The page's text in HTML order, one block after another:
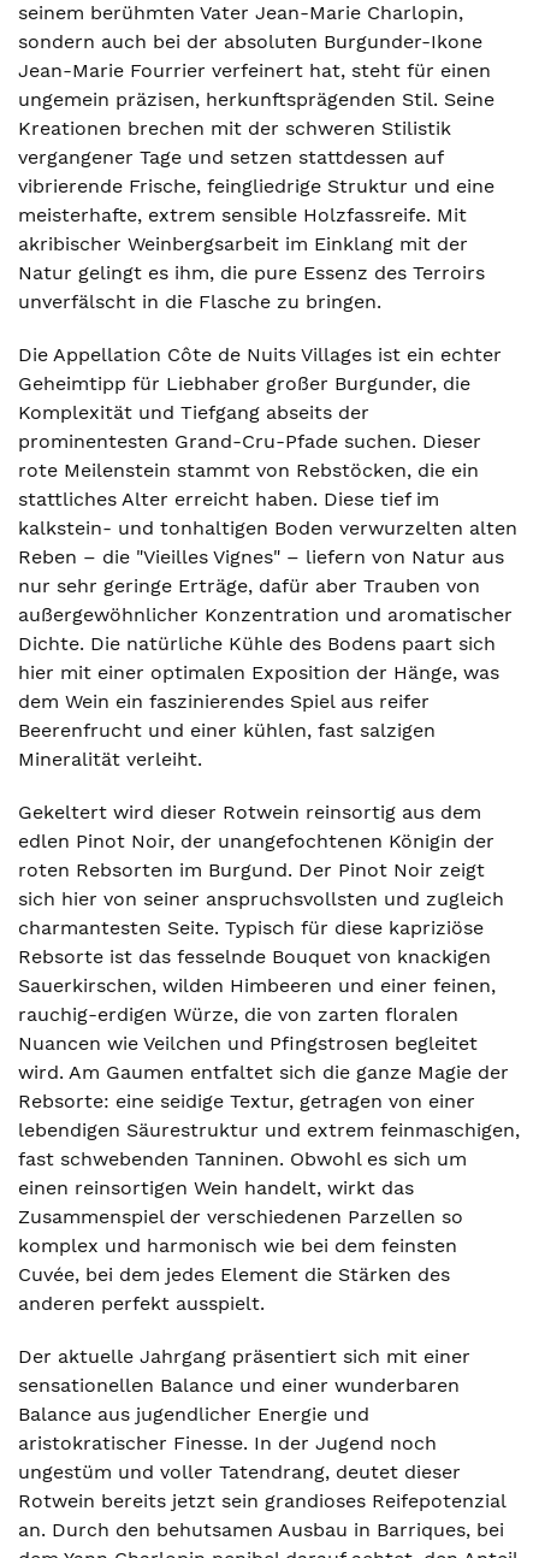
seinem berühmten Vater Jean-Marie Charlopin,
sondern auch bei der absoluten Burgunder-Ikone
Jean-Marie Fourrier verfeinert hat, steht für einen
ungemein präzisen, herkunftsprägenden Stil. Seine
Kreationen brechen mit der schweren Stilistik
vergangener Tage und setzen stattdessen auf
vibrierende Frische, feingliedrige Struktur und eine
meisterhafte, extrem sensible Holzfassreife. Mit
akribischer Weinbergsarbeit im Einklang mit der
Natur gelingt es ihm, die pure Essenz des Terroirs
unverfälscht in die Flasche zu bringen.
Die Appellation Côte de Nuits Villages ist ein echter
Geheimtipp für Liebhaber großer Burgunder, die
Komplexität und Tiefgang abseits der
prominentesten Grand-Cru-Pfade suchen. Dieser
rote Meilenstein stammt von Rebstöcken, die ein
stattliches Alter erreicht haben. Diese tief im
kalkstein- und tonhaltigen Boden verwurzelten alten
Reben – die "Vieilles Vignes" – liefern von Natur aus
nur sehr geringe Erträge, dafür aber Trauben von
außergewöhnlicher Konzentration und aromatischer
Dichte. Die natürliche Kühle des Bodens paart sich
hier mit einer optimalen Exposition der Hänge, was
dem Wein ein faszinierendes Spiel aus reifer
Beerenfrucht und einer kühlen, fast salzigen
Mineralität verleiht.
Gekeltert wird dieser Rotwein reinsortig aus dem
edlen Pinot Noir, der unangefochtenen Königin der
roten Rebsorten im Burgund. Der Pinot Noir zeigt
sich hier von seiner anspruchsvollsten und zugleich
charmantesten Seite. Typisch für diese kapriziöse
Rebsorte ist das fesselnde Bouquet von knackigen
Sauerkirschen, wilden Himbeeren und einer feinen,
rauchig-erdigen Würze, die von zarten floralen
Nuancen wie Veilchen und Pfingstrosen begleitet
wird. Am Gaumen entfaltet sich die ganze Magie der
Rebsorte: eine seidige Textur, getragen von einer
lebendigen Säurestruktur und extrem feinmaschigen,
fast schwebenden Tanninen. Obwohl es sich um
einen reinsortigen Wein handelt, wirkt das
Zusammenspiel der verschiedenen Parzellen so
komplex und harmonisch wie bei dem feinsten
Cuvée, bei dem jedes Element die Stärken des
anderen perfekt ausspielt.
Der aktuelle Jahrgang präsentiert sich mit einer
sensationellen Balance und einer wunderbaren
Balance aus jugendlicher Energie und
aristokratischer Finesse. In der Jugend noch
ungestüm und voller Tatendrang, deutet dieser
Rotwein bereits jetzt sein grandioses Reifepotenzial
an. Durch den behutsamen Ausbau in Barriques, bei